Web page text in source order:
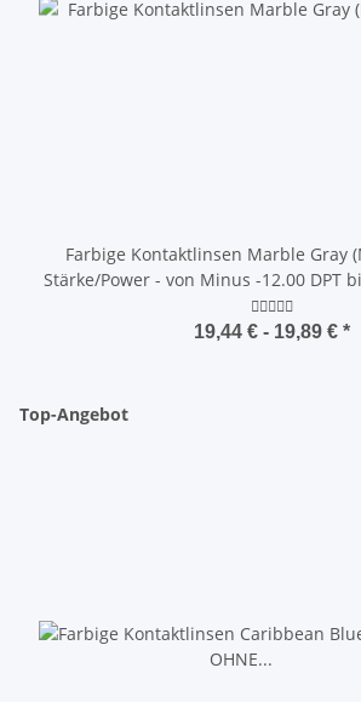
Farbige Kontaktlinsen Marble Gray
Stärke/Power - von Minus -12.00 DPT
19,44 € - 19,89 € *
Top-Angebot